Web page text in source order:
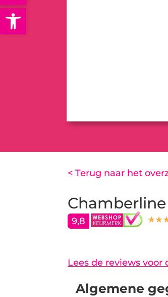
Open toolbar
< Terug naar het
Chamberline
9,8
Lees de reviews voor
Algemene